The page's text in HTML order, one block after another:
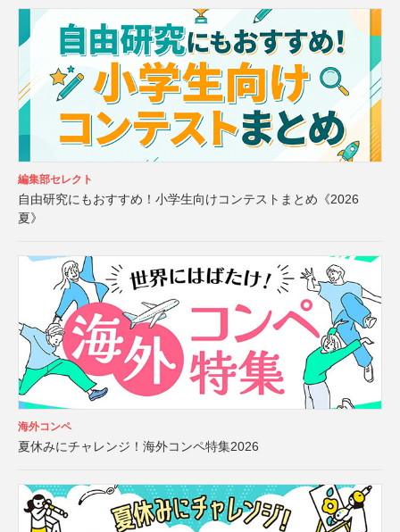
編集部セレクト
自由研究にもおすすめ！小学生向けコンテストまとめ《2026
夏》
海外コンペ
夏休みにチャレンジ！海外コンペ特集2026